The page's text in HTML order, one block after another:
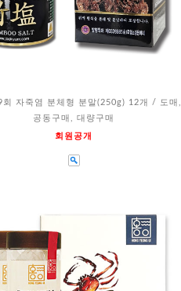
회 자죽염 분체형 분말(250g) 12개 / 도매,
공동구매, 대량구매
회원공개